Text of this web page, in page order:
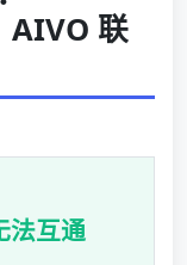
AIVO 联
法互通